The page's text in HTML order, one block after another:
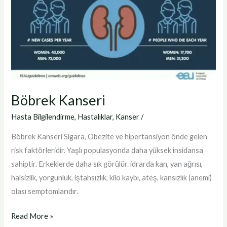
Böbrek Kanseri
Hasta Bilgilendirme, Hastalıklar, Kanser/
Böbrek Kanseri Sigara, Obezite ve hipertansiyon önde gelen
risk faktörleridir. Yaşlı populasyonda daha yüksek insidansa
sahiptir. Erkeklerde daha sık görülür. idrarda kan, yan ağrısı,
halsizlik, yorgunluk, iştahsızlık, kilo kaybı, ateş, kansızlık (anemi)
olası semptomlarıdır.
Read More »